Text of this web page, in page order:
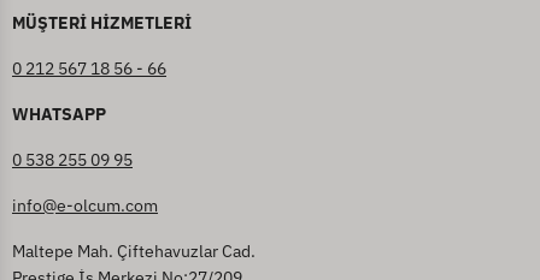
MÜŞTERİ HİZMETLERİ
0 212 567 18 56 - 66
WHATSAPP
0 538 255 09 95
info@e-olcum.com
Maltepe Mah. Çiftehavuzlar Cad.